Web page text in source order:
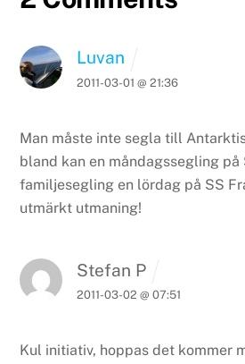
Luvan
2011-03-01 @ 21:36
Man måste inte segla till
bland kan en måndagssegling på
familjesegling en lördag på SS
utmärkt utmaning!
Stefan P
2011-03-02 @ 07:51
Kul initiativ, hoppas det kommer